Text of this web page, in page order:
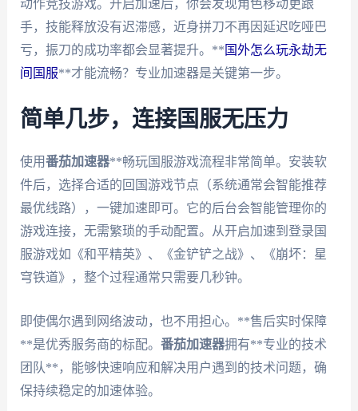
动作竞技游戏。开启加速后，你会发现角色移动更跟
手，技能释放没有迟滞感，近身拼刀不再因延迟吃哑巴
亏，振刀的成功率都会显著提升。** 国外怎么玩永劫无
间国服**才能流畅？专业加速器是关键第一步。
简单几步，连接国服无压力
使用番茄加速器**畅玩国服游戏流程非常简单。安装软
件后，选择合适的回国游戏节点（系统通常会智能推荐
最优线路），一键加速即可。它的后台会智能管理你的
游戏连接，无需繁琐的手动配置。从开启加速到登录国
服游戏如《和平精英》、《金铲铲之战》、《崩坏：星
穹铁道》，整个过程通常只需要几秒钟。
即使偶尔遇到网络波动，也不用担心。**售后实时保障
**是优秀服务商的标配。 番茄加速器拥有**专业的技术
团队**，能够快速响应和解决用户遇到的技术问题，确
保持续稳定的加速体验。